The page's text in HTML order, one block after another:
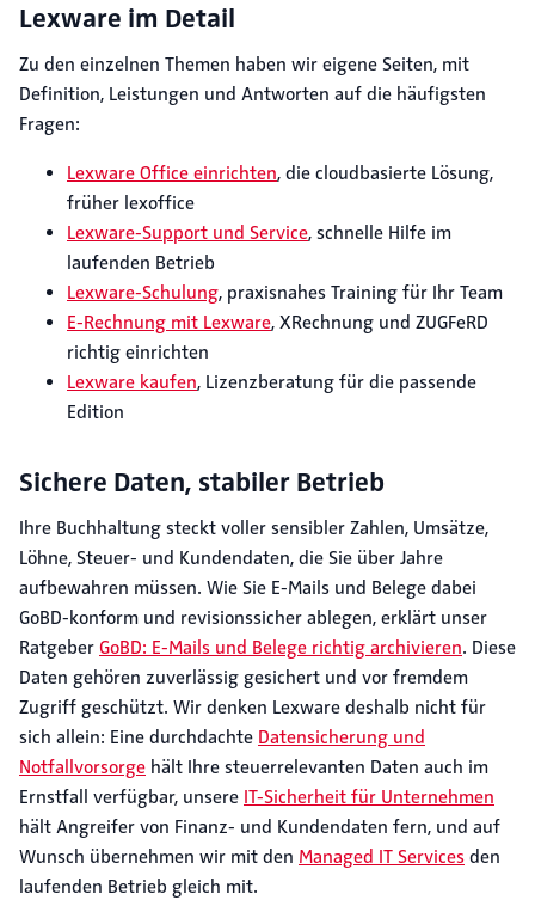
Lexware im Detail
Zu den einzelnen Themen haben wir eigene Seiten, mit
Definition, Leistungen und Antworten auf die häufigsten
Fragen:
Lexware Office einrichten, die cloudbasierte Lösung,
früher lexoffice
Lexware-Support und Service, schnelle Hilfe im
laufenden Betrieb
Lexware-Schulung, praxisnahes Training für Ihr Team
E-Rechnung mit Lexware, XRechnung und ZUGFeRD
richtig einrichten
Lexware kaufen, Lizenzberatung für die passende
Edition
Sichere Daten, stabiler Betrieb
Ihre Buchhaltung steckt voller sensibler Zahlen, Umsätze,
Löhne, Steuer- und Kundendaten, die Sie über Jahre
aufbewahren müssen. Wie Sie E-Mails und Belege dabei
GoBD-konform und revisionssicher ablegen, erklärt unser
Ratgeber GoBD: E-Mails und Belege richtig archivieren. Diese
Daten gehören zuverlässig gesichert und vor fremdem
Zugriff geschützt. Wir denken Lexware deshalb nicht für
sich allein: Eine durchdachte Datensicherung und
Notfallvorsorge hält Ihre steuerrelevanten Daten auch im
Ernstfall verfügbar, unsere IT-Sicherheit für Unternehmen
hält Angreifer von Finanz- und Kundendaten fern, und auf
Wunsch übernehmen wir mit den Managed IT Services den
laufenden Betrieb gleich mit.